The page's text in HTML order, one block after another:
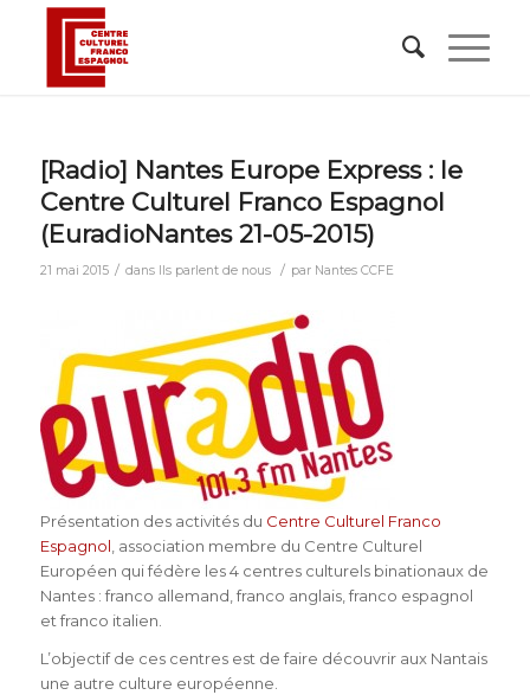
[Radio] Nantes Europe Express : le
Centre Culturel Franco Espagnol
(EuradioNantes 21-05-2015)
21 mai 2015 / dans Ils parlent de nous / par Nantes CCFE
Présentation des activités du Centre Culturel Franco
Espagnol , association membre du Centre Culturel
Européen qui fédère les 4 centres culturels binationaux de
Nantes : franco allemand, franco anglais, franco espagnol
et franco italien.
L’objectif de ces centres est de faire découvrir aux Nantais
une autre culture européenne.